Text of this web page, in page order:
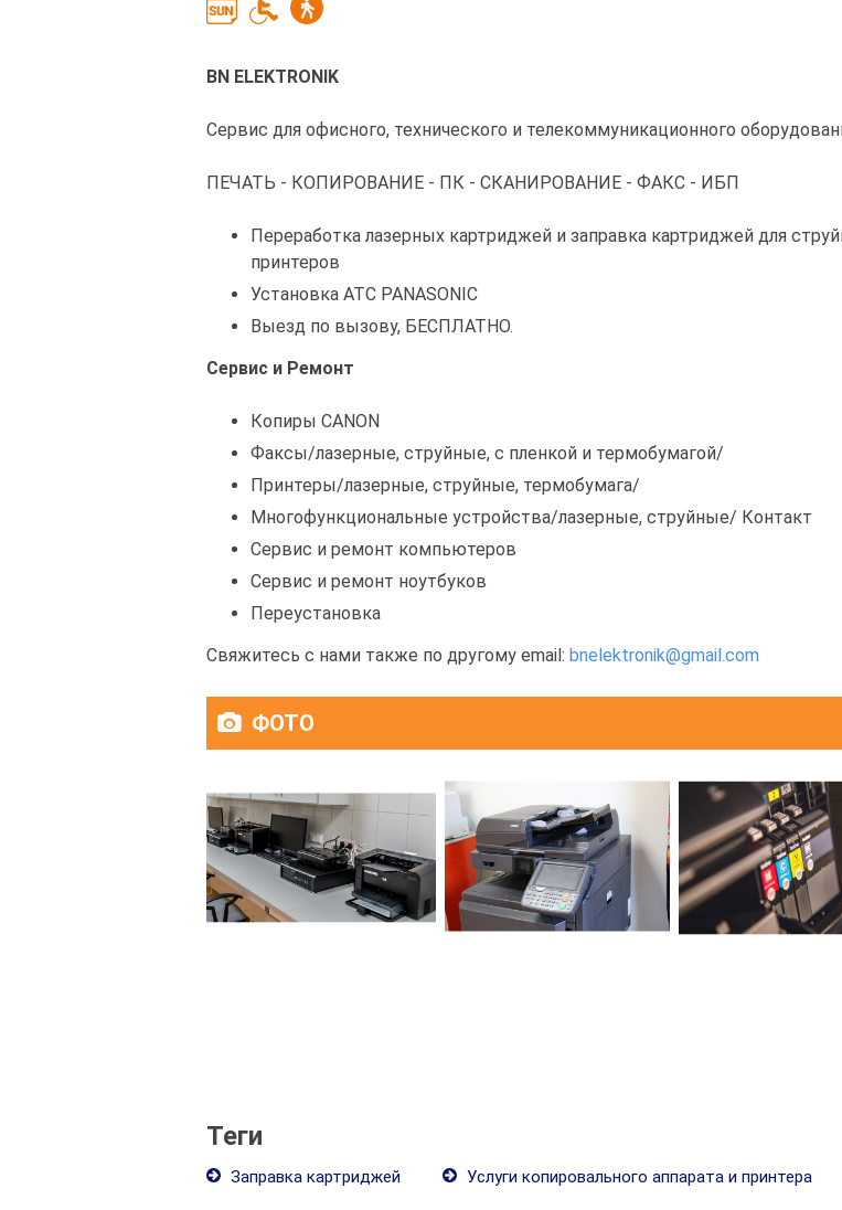
BN ELEKTRONIK
Сервис для офисного, технического и телекоммуникационного
ПЕЧАТЬ - КОПИРОВАНИЕ - ПК - СКАНИРОВАНИЕ - ФАКС - ИБП
Переработка лазерных картриджей и заправка картриджей для
принтеров
Установка АТС PANASONIC
Выезд по вызову, БЕСПЛАТНО.
Сервис и Ремонт
Копиры CANON
Факсы/лазерные, струйные, с пленкой и термобумагой/
Принтеры/лазерные, струйные, термобумага/
Многофункциональные устройства/лазерные, струйные/ Контакт
Сервис и ремонт компьютеров
Сервис и ремонт ноутбуков
Переустановка
Свяжитесь с нами также по другому email: bnelektronik@gmail.com
ФОТО
Теги
Заправка картриджей Услуги копировального аппарата и принтера